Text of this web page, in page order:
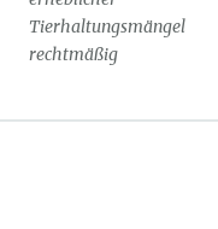
Tierhaltungsmängel
rechtmäßig